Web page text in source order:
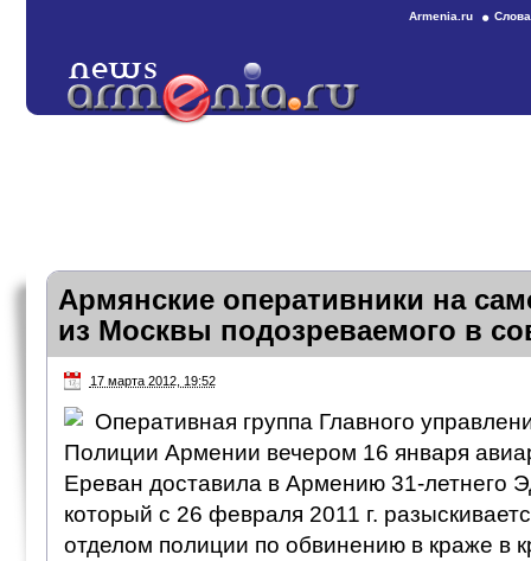
Armenia.ru
Армянские оперативники на
из Москвы подозреваемого в
17 марта 2012, 19:52
Оперативная группа Главного
Полиции Армении вечером 16 января
Ереван доставила в Армению 31-летнего
который с 26 февраля 2011 г.
отделом полиции по обвинению в краже в